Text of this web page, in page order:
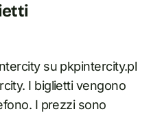
su pkpintercity.pl
I biglietti vengono
I prezzi sono